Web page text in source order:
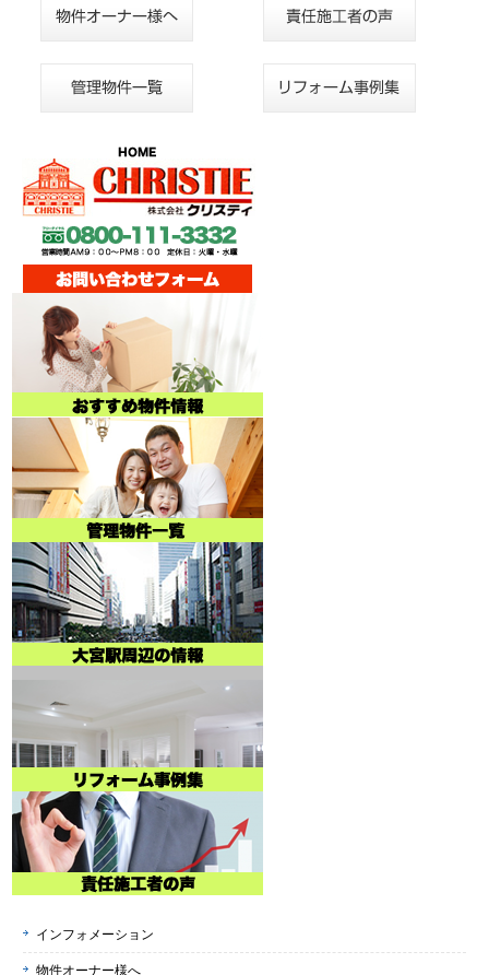
インフォメーション
物件オーナー様へ